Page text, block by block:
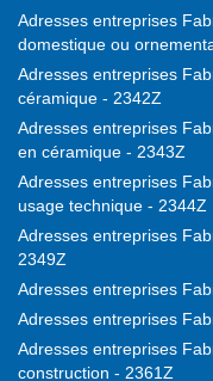
Adresses entreprises
domestique ou
Adresses entreprises
céramique - 2342Z
Adresses entreprises
en céramique - 2343Z
Adresses entreprises
usage technique - 2344Z
Adresses entreprises
2349Z
Adresses entreprises
Adresses entreprises
Adresses entreprises
construction - 2361Z